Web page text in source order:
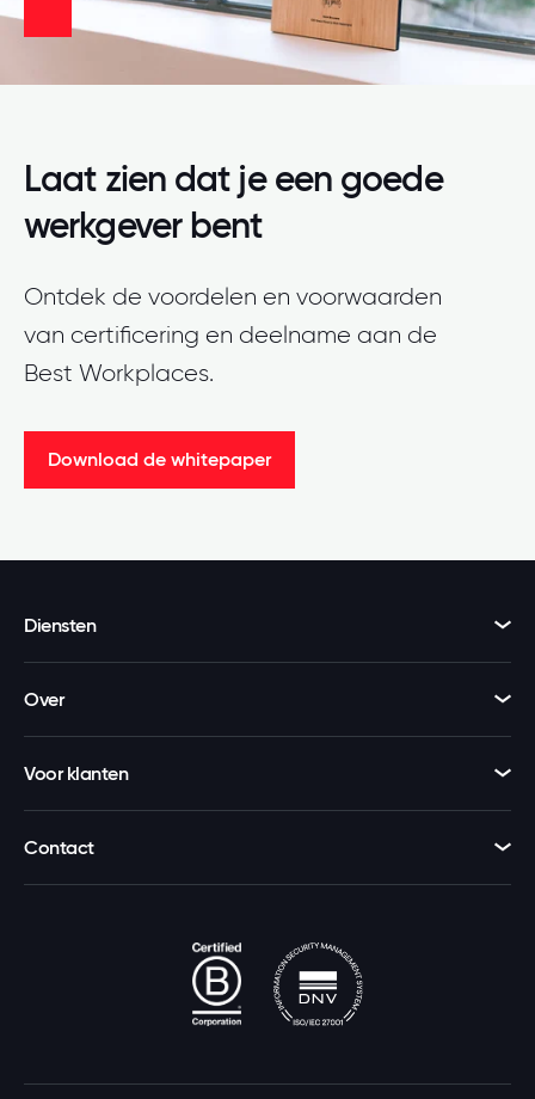
Laat zien dat je een goede
werkgever bent
Ontdek de voordelen en voorwaarden
van certificering en deelname aan de
Best Workplaces.
Download de whitepaper
Diensten
Over
Voor klanten
Contact